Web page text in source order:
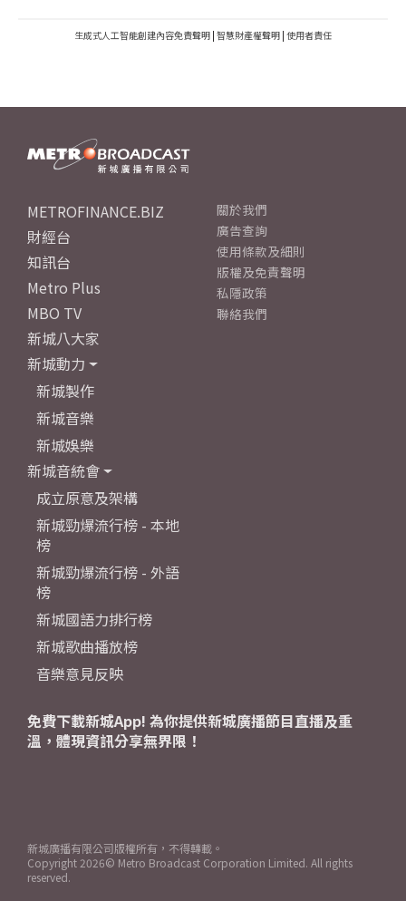
生成式人工智能創建內容免責聲明 | 智慧財產權聲明 | 使用者責任
METROFINANCE.BIZ
財經台
知訊台
Metro Plus
MBO TV
新城八大家
新城動力
新城製作
新城音樂
新城娛樂
新城音統會
成立原意及架構
新城勁爆流行榜 - 本地
榜
新城勁爆流行榜 - 外語
榜
新城國語力排行榜
新城歌曲播放榜
音樂意見反映
關於我們
廣告查詢
使用條款及細則
版權及免責聲明
私隱政策
聯絡我們
免費下載新城App! 為你提供新城廣播節目直播及重
溫，體現資訊分享無界限！
新城廣播有限公司版權所有，不得轉載。
Copyright 2026© Metro Broadcast Corporation Limited. All rights
reserved.